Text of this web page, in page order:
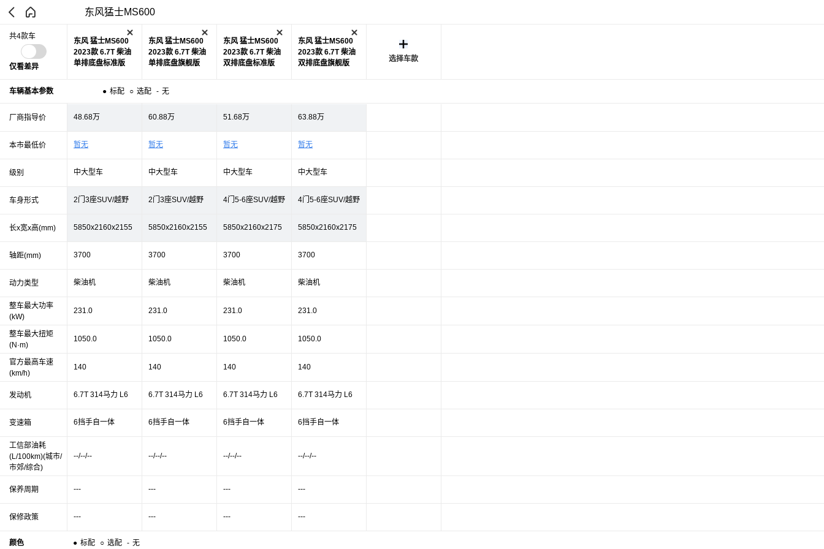
东风猛士MS600
共4款车
仅看差异
东风 猛士MS600
2023款 6.7T 柴油
单排底盘标准版
东风 猛士MS600
2023款 6.7T 柴油
单排底盘旗舰版
东风 猛士MS600
2023款 6.7T 柴油
双排底盘标准版
东风 猛士MS600
2023款 6.7T 柴油
双排底盘旗舰版
选择车款
车辆基本参数 ● 标配 ○ 选配 - 无
厂商指导价
本市最低价
级别
车身形式
长x宽x高(mm)
轴距(mm)
动力类型
整车最大功率
(kW)
整车最大扭矩
(N·m)
官方最高车速
(km/h)
发动机
变速箱
工信部油耗
(L/100km)(城市/
市郊/综合)
保养周期
保修政策
颜色 ● 标配 ○ 选配 - 无
48.68万 60.88万 51.68万 63.88万
暂无 暂无 暂无 暂无
中大型车 中大型车 中大型车 中大型车
2门3座SUV/越野 2门3座SUV/越野 4门5-6座SUV/越野 4门5-6座SUV/越野
5850x2160x2155 5850x2160x2155 5850x2160x2175 5850x2160x2175
3700 3700 3700 3700
柴油机 柴油机 柴油机 柴油机
231.0 231.0 231.0 231.0
1050.0 1050.0 1050.0 1050.0
140 140 140 140
6.7T 314马力 L6 6.7T 314马力 L6 6.7T 314马力 L6 6.7T 314马力 L6
6挡手自一体 6挡手自一体 6挡手自一体 6挡手自一体
--/--/-- --/--/-- --/--/-- --/--/--
--- --- --- ---
--- --- --- ---